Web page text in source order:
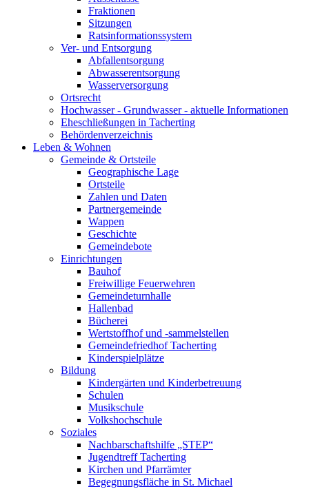
Fraktionen
Sitzungen
Ratsinformationssystem
Ver- und Entsorgung
Abfallentsorgung
Abwasserentsorgung
Wasserversorgung
Ortsrecht
Hochwasser - Grundwasser - aktuelle Informationen
Eheschließungen in Tacherting
Behördenverzeichnis
Leben & Wohnen
Gemeinde & Ortsteile
Geographische Lage
Ortsteile
Zahlen und Daten
Partnergemeinde
Wappen
Geschichte
Gemeindebote
Einrichtungen
Bauhof
Freiwillige Feuerwehren
Gemeindeturnhalle
Hallenbad
Bücherei
Wertstoffhof und -sammelstellen
Gemeindefriedhof Tacherting
Kinderspielplätze
Bildung
Kindergärten und Kinderbetreuung
Schulen
Musikschule
Volkshochschule
Soziales
Nachbarschaftshilfe „STEP“
Jugendtreff Tacherting
Kirchen und Pfarrämter
Begegnungsfläche in St. Michael